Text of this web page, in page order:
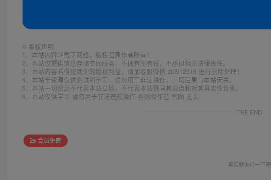
© 版权声明
1、本站内容转载于网络，版权归原作者所有！
2、本站仅提供信息存储空间服务，不拥有所有权，不承担相关法律责任。
3、本站内容若侵犯到你的版权利益，请加客服微信 zt0512518 进行删除处理！
4、本站全资源仅供测试和学习，请勿用于非法操作，一切后果与本站无关。
5、本站一切资源不代表本站立场，不代表本站赞同其观点和对其真实性负责。
6、本站仅供学习 请勿用于非法违规操作 否则和作者 官网 无关
THE END
会员免费
喜欢就支持一下吧